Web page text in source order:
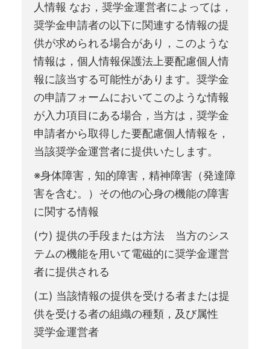
人情報 なお，奨学金運営者によっては，
奨学金申請者の以下に関連する情報の提
供が求められる場合があり，このような
情報は，個人情報保護法上要配慮個人情
報に該当する可能性があります。奨学金
の申請フォームにおいてこのような情報
が入力項目にある場合，当方は，奨学金
申請者から取得した要配慮個人情報を，
当該奨学金運営者に提供いたします。
※身体障害，知的障害，精神障害（発達障
害を含む。）その他の心身の機能の障害
に関する情報
(ウ) 提供の手段または方法 当方のシス
テムの機能を用いて電磁的に奨学金運営
者に提供される
(エ) 当該情報の提供を受ける者または提
供を受ける者の組織の種類，及び属性
奨学金運営者